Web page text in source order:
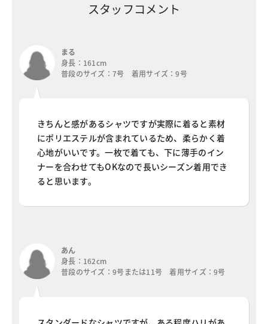
スタッフコメント
まる
身長：161cm
普段のサイズ：7号 着用サイズ：9号
きちんと感があるシャツですが実際に着ると素材
にポリエステルが含まれているため、柔らかく着
心地がいいです。一枚で着ても、下に薄手のイン
ナーを合わせてもOKなので長いシーズン着用でき
ると思います。
あん
身長：162cm
普段のサイズ：9号または11号 着用サイズ：9号